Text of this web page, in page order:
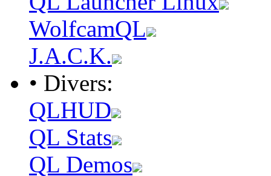
WolfcamQL
J.A.C.K.
• Divers:
QLHUD
QL Stats
QL Demos